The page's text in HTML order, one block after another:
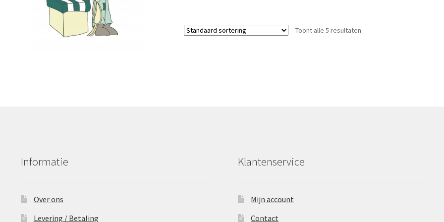
Toont alle 5 resultaten
Informatie
Over ons
Levering / Betaling
Klantenservice
Mijn account
Contact